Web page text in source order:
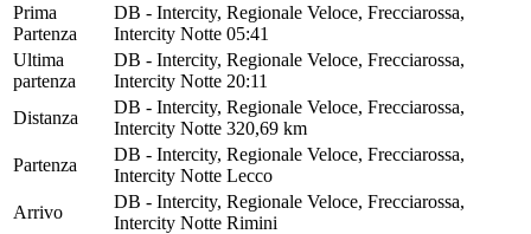
Prima
Partenza
DB - Intercity, Regionale Veloce, Frecciarossa,
Intercity Notte 05:41
Ultima
partenza
DB - Intercity, Regionale Veloce, Frecciarossa,
Intercity Notte 20:11
Distanza
DB - Intercity, Regionale Veloce, Frecciarossa,
Intercity Notte 320,69 km
Partenza
DB - Intercity, Regionale Veloce, Frecciarossa,
Intercity Notte Lecco
Arrivo
DB - Intercity, Regionale Veloce, Frecciarossa,
Intercity Notte Rimini